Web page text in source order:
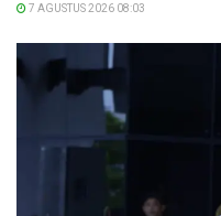
7 AGUSTUS 2026 08:03